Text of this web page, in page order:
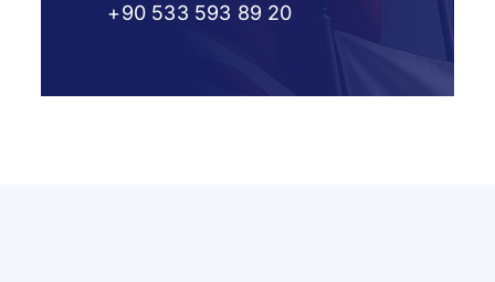
+90 533 593 89 20